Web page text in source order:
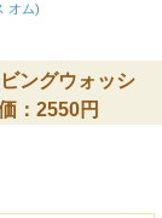
オム)
ングウォッシ
：2550円